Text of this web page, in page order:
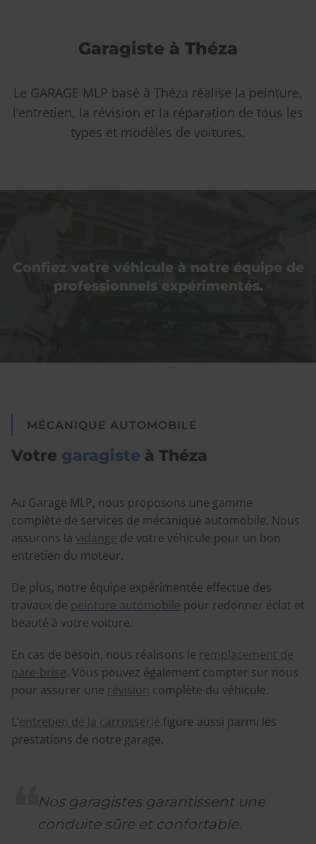
Garagiste à Théza
Le GARAGE MLP basé à Théza réalise la peinture,
l’entretien, la révision et la réparation de tous les
types et modèles de voitures.
Confiez votre véhicule à notre équipe de
professionnels expérimentés.
MÉCANIQUE AUTOMOBILE
Votre garagiste à Théza
Au Garage MLP, nous proposons une gamme
complète de services de mécanique automobile. Nous
assurons la vidange de votre véhicule pour un bon
entretien du moteur.
De plus, notre équipe expérimentée effectue des
travaux de peinture automobile pour redonner éclat et
beauté à votre voiture.
En cas de besoin, nous réalisons le remplacement de
pare-brise. Vous pouvez également compter sur nous
pour assurer une révision complète du véhicule.
L’entretien de la carrosserie figure aussi parmi les
prestations de notre garage.
Nos garagistes garantissent une
conduite sûre et confortable.